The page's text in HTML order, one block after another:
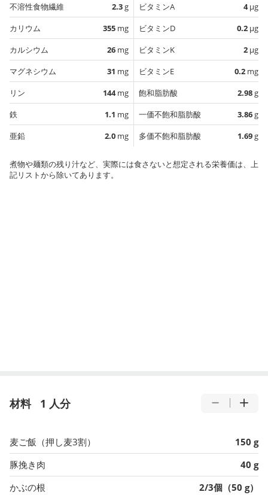
不溶性食物繊維
2.3g
カリウム
355 mg
カルシウム
26 mg
マグネシウム
31 mg
リン
144mg
鉄
1.1 mg
亜鉛
2.0 mg
ビタミンA
4µg
ビタミンD
0.2 µg
ビタミンK
2 µg
ビタミンE
0.2 mg
飽和脂肪酸
2.98g
一価不飽和脂肪酸
3.86g
多価不飽和脂肪酸
1.69g
煮物や麺類の残り汁など、実際には食さないと想定される栄養価は、上
記リストから除いてあります。
材料 1 人分
麦ご飯（押し麦3割）
150 g
豚挽き肉
40 g
かぶの根
2/3個（50 g）